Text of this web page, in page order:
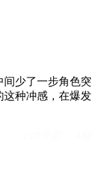
少了一步角色突
这种冲感，在爆发